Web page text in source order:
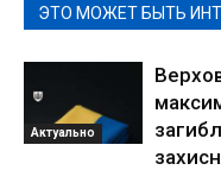
ЭТО МОЖЕТ БЫТЬ
Актуально